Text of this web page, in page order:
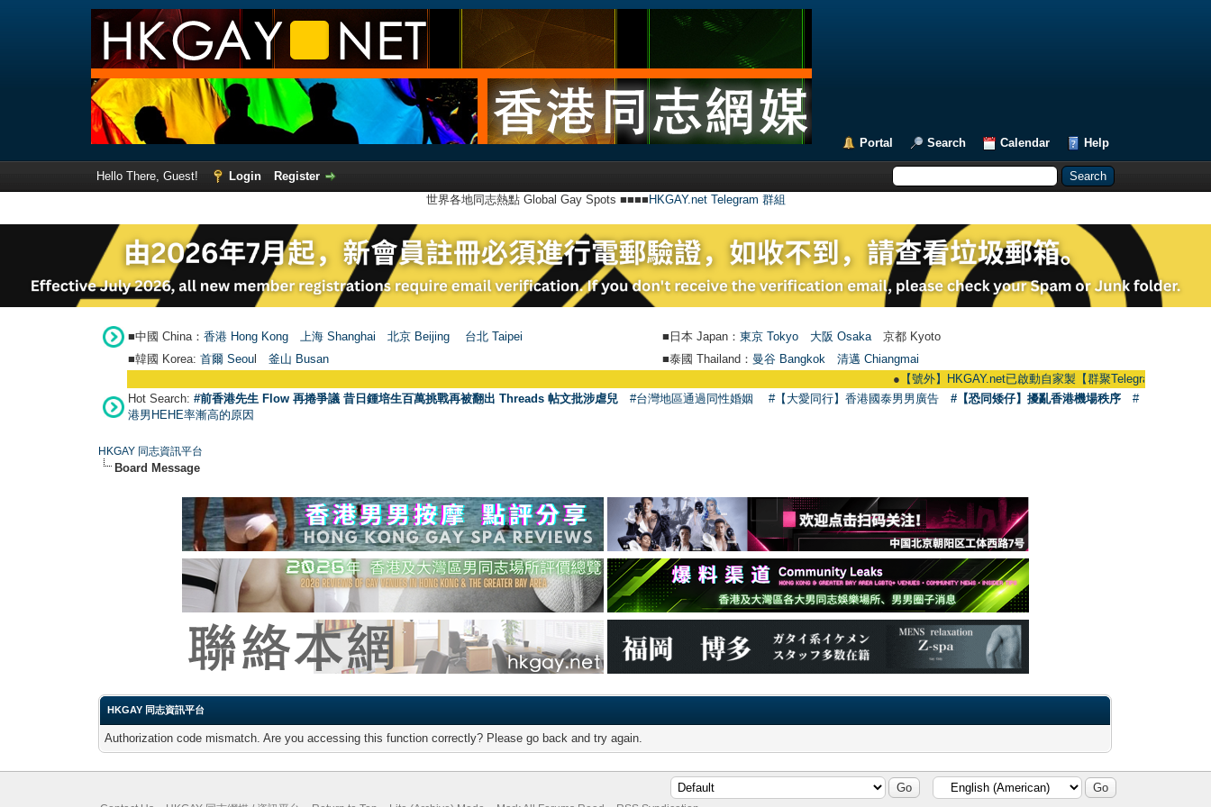
Portal Search Calendar Help
Hello There, Guest! Login
Register
世界各地同志熱點 Global Gay Spots ■■■■ HKGAY.net Telegram 群組
■中國 China： 香港 Hong Kong 上海 Shanghai 北京 Beijing 台北 Taipei ■日本 Japan： 東京 Tokyo 大阪 Osaka 京都 Kyoto
■韓國 Korea: 首爾 Seou 釜山 Busan ■泰國 Thailand： 曼谷 Bangkok
清邁 Chiangmai
【號外】HKGAY.net已啟動自家製【群聚Telegram群組】
Hot Search: #前香港先生 Flow 再捲爭議 昔日鍾培生百萬挑戰再被翻出 Threads 帖文批涉虐兒 #台灣地區通過同性婚姻 #【大愛同行】香港國泰男男廣告 #【恐同矮仔】擾亂香港機場秩序
#
港男HEHE率漸高的原因
HKGAY 同志資訊平台
Board Message
HKGAY 同志資訊平台
Authorization code mismatch. Are you accessing this function correctly? Please go back and try again.